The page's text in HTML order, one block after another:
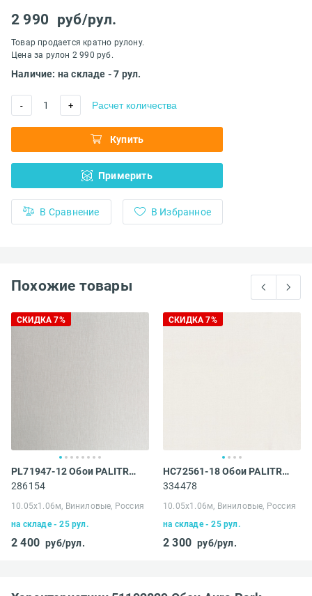
2 990 руб/рул.
Товар продается кратно рулону.
Цена за рулон 2 990 руб.
Наличие: на складе - 7 рул.
- 1 + Расчет количества
Купить
Примерить
В Сравнение В Избранное
Похожие товары
СКИДКА 7%
PL71947-12 Обои PALITRA LIFE (Palitra) Multicolor
286154
10.05х1.06м, Виниловые, Россия
на складе - 25 рул.
2 400 руб/рул.
СКИДКА 7%
HC72561-18 Обои PALITRA HOME (Home Color) Lino
334478
10.05х1.06м, Виниловые, Россия
на складе - 25 рул.
2 300 руб/рул.